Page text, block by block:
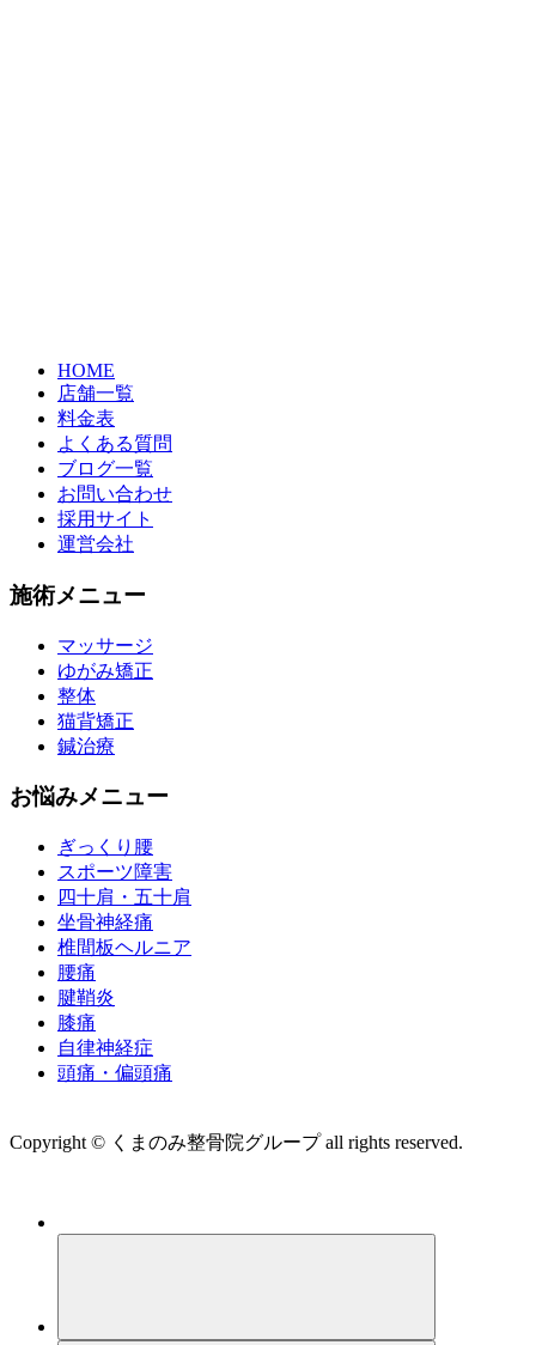
HOME
店舗一覧
料金表
よくある質問
ブログ一覧
お問い合わせ
採用サイト
運営会社
施術メニュー
マッサージ
ゆがみ矯正
整体
猫背矯正
鍼治療
お悩みメニュー
ぎっくり腰
スポーツ障害
四十肩・五十肩
坐骨神経痛
椎間板ヘルニア
腰痛
腱鞘炎
膝痛
自律神経症
頭痛・偏頭痛
Copyright © くまのみ整骨院グループ all rights reserved.